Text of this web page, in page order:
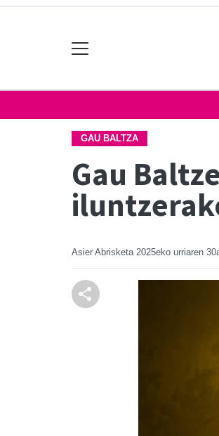
GAU BALTZA
Gau
Asier Abrisketa 2025eko urriaren